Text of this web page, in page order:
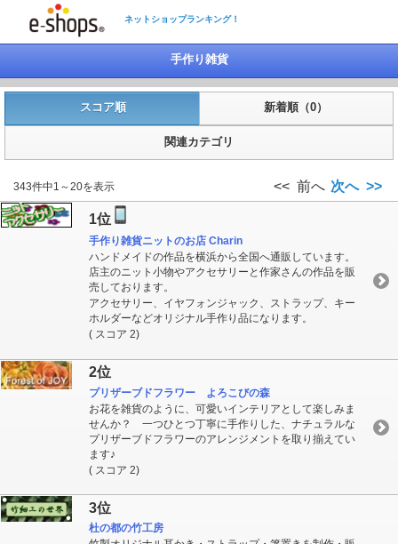
ネットショップランキング！
手作り雑貨
スコア順 新着順（0）
関連カテゴリ
343件中1～20を表示 << 前へ 次へ >>
1位
手作り雑貨ニットのお店 Charin
ハンドメイドの作品を横浜から全国へ通販しています。
店主のニット小物やアクセサリーと作家さんの作品を販
売しております。
アクセサリー、イヤフォンジャック、ストラップ、キー
ホルダーなどオリジナル手作り品になります。
( スコア 2)
2位
プリザーブドフラワー よろこびの森
お花を雑貨のように、可愛いインテリアとして楽しみま
せんか？ 一つひとつ丁寧に手作りした、ナチュラルな
プリザーブドフラワーのアレンジメントを取り揃えてい
ます♪
( スコア 2)
3位
杜の都の竹工房